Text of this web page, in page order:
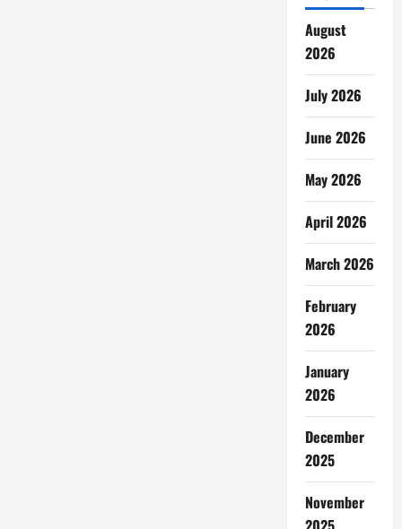
August
2026
July 2026
June 2026
May 2026
April 2026
March 2026
February
2026
January
2026
December
2025
November